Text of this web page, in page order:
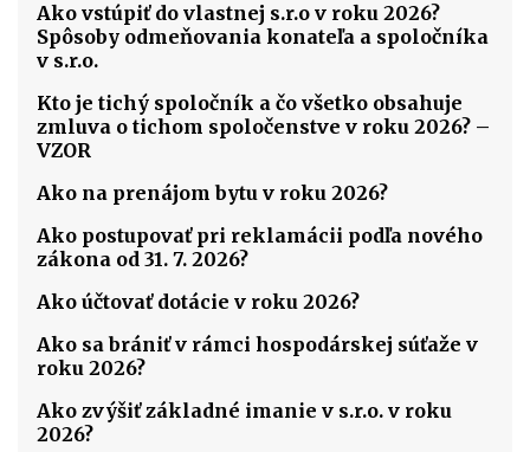
Ako vstúpiť do vlastnej s.r.o v roku 2026?
Spôsoby odmeňovania konateľa a spoločníka
v s.r.o.
Kto je tichý spoločník a čo všetko obsahuje
zmluva o tichom spoločenstve v roku 2026? –
VZOR
Ako na prenájom bytu v roku 2026?
Ako postupovať pri reklamácii podľa nového
zákona od 31. 7. 2026?
Ako účtovať dotácie v roku 2026?
Ako sa brániť v rámci hospodárskej súťaže v
roku 2026?
Ako zvýšiť základné imanie v s.r.o. v roku
2026?